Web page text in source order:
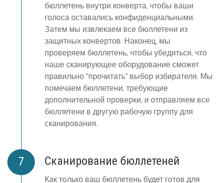
бюллетень внутри конверта, чтобы ваши
голоса оставались конфиденциальными.
Затем мы извлекаем все бюллетени из
защитных конвертов. Наконец, мы
проверяем бюллетень, чтобы убедиться, что
наше сканирующее оборудование сможет
правильно "прочитать" выбор избирателя. Мы
помечаем бюллетени, требующие
дополнительной проверки, и отправляем все
бюллетени в другую рабочую группу для
сканирования.
Сканирование бюллетеней
Как только ваш бюллетень будет готов для